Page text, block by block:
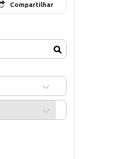
Compartilhar